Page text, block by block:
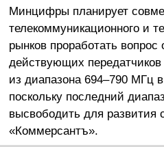
Минцифры планирует
телекоммуникационного и
рынков проработать вопрос
действующих
из диапазона 694–790 МГц
поскольку последний
высвободить для развития
«Коммерсантъ».